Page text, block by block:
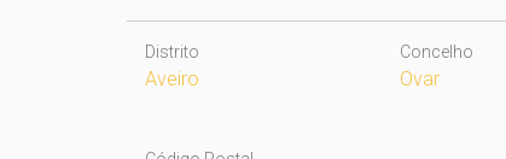
Distrito
Aveiro
Concelho
Ovar